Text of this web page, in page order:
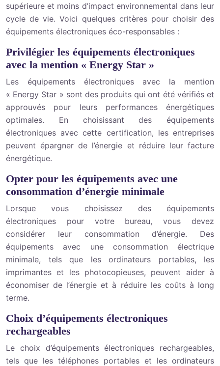
supérieure et moins d’impact environnemental dans leur
cycle de vie. Voici quelques critères pour choisir des
équipements électroniques éco-responsables :
Privilégier les équipements électroniques
avec la mention « Energy Star »
Les équipements électroniques avec la mention
« Energy Star » sont des produits qui ont été vérifiés et
approuvés pour leurs performances énergétiques
optimales. En choisissant des équipements
électroniques avec cette certification, les entreprises
peuvent épargner de l’énergie et réduire leur facture
énergétique.
Opter pour les équipements avec une
consommation d’énergie minimale
Lorsque vous choisissez des équipements
électroniques pour votre bureau, vous devez
considérer leur consommation d’énergie. Des
équipements avec une consommation électrique
minimale, tels que les ordinateurs portables, les
imprimantes et les photocopieuses, peuvent aider à
économiser de l’énergie et à réduire les coûts à long
terme.
Choix d’équipements électroniques
rechargeables
Le choix d’équipements électroniques rechargeables,
tels que les téléphones portables et les ordinateurs